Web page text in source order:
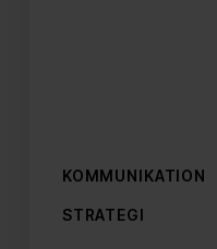
KOMMUNIKATION
STRATEGI